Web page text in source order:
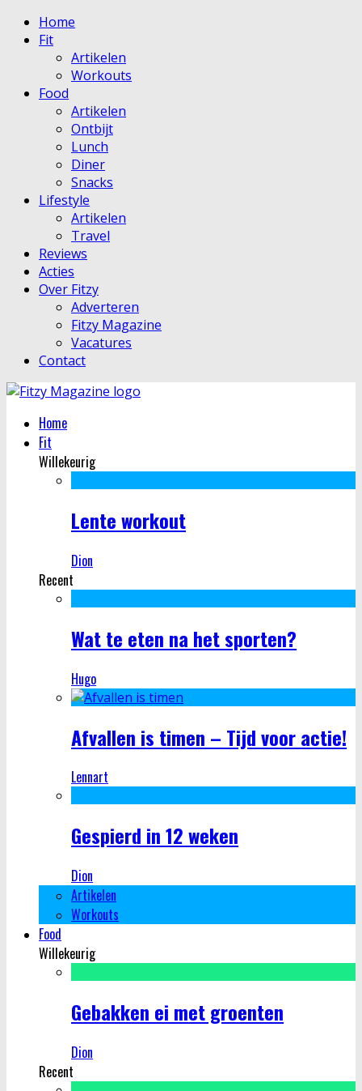
Home
Fit
Artikelen
Workouts
Food
Artikelen
Ontbijt
Lunch
Diner
Snacks
Lifestyle
Artikelen
Travel
Reviews
Acties
Over Fitzy
Adverteren
Fitzy Magazine
Vacatures
Contact
Home
Fit
Willekeurig
Lente workout
Dion
Recent
Wat te eten na het sporten?
Hugo
Afvallen is timen – Tijd voor actie!
Lennart
Gespierd in 12 weken
Dion
Artikelen
Workouts
Food
Willekeurig
Gebakken ei met groenten
Dion
Recent